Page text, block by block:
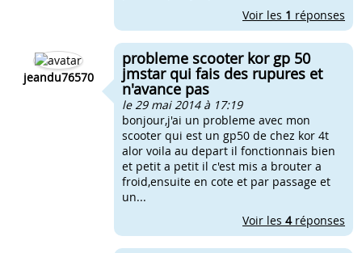
Voir les 1 réponses
jeandu76570
probleme scooter kor gp 50
jmstar qui fais des rupures et
n'avance pas
le 29 mai 2014 à 17:19
bonjour,j'ai un probleme avec mon
scooter qui est un gp50 de chez kor 4t
alor voila au depart il fonctionnais bien
et petit a petit il c'est mis a brouter a
froid,ensuite en cote et par passage et
un...
Voir les 4réponses